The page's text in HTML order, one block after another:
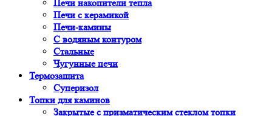
Печи накопители тепла
Печи с керамикой
Печи-камины
С водяным контуром
Стальные
Чугунные печи
Термозащита
Суперизол
Топки для каминов
Закрытые с призматическим стеклом топки